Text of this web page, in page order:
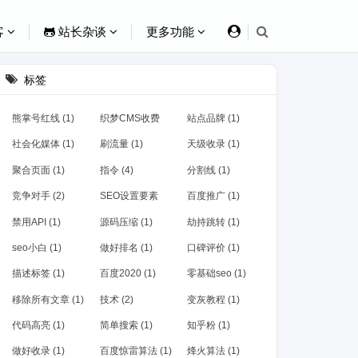
站长杂谈 更多功能
标签
熊掌号红线 (1) 织梦CMS收费
(1)
站点品牌 (1)
社会化媒体 (1) 刷流量 (1) 天级收录 (1)
聚合页面 (1) 指令 (4) 分割线 (1)
竞争对手 (2) SEO设置要素
(1)
百度推广 (1)
禁用API (1) 源码压缩 (1) 劫持跳转 (1)
seo小白 (1) 做好排名 (1) 口碑评价 (1)
描述标签 (1) 百度2020 (1) 零基础seo (1)
移除所有文章 (1) 技术 (2) 变灰教程 (1)
代码高亮 (1) 简单搜索 (1) 知乎粉 (1)
做好收录 (1) 百度惊雷算法 (1) 烽火算法 (1)